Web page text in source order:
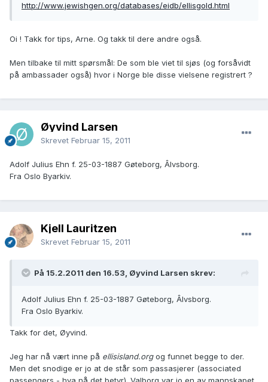
http://www.jewishgen.org/databases/eidb/ellisgold.html
Oi ! Takk for tips, Arne. Og takk til dere andre også.
Men tilbake til mitt spørsmål: De som ble viet til sjøs (og forsåvidt
på ambassader også) hvor i Norge ble disse vielsene registrert ?
Øyvind Larsen
Skrevet Februar 15, 2011
Adolf Julius Ehn f. 25-03-1887 Gøteborg, Âlvsborg.
Fra Oslo Byarkiv.
Kjell Lauritzen
Skrevet Februar 15, 2011
På 15.2.2011 den 16.53, Øyvind Larsen skrev:
Adolf Julius Ehn f. 25-03-1887 Gøteborg, Âlvsborg.
Fra Oslo Byarkiv.
Takk for det, Øyvind.
Jeg har nå vært inne på ellisisland.orgog funnet begge to der.
Men det snodige er jo at de står som passasjerer (associated